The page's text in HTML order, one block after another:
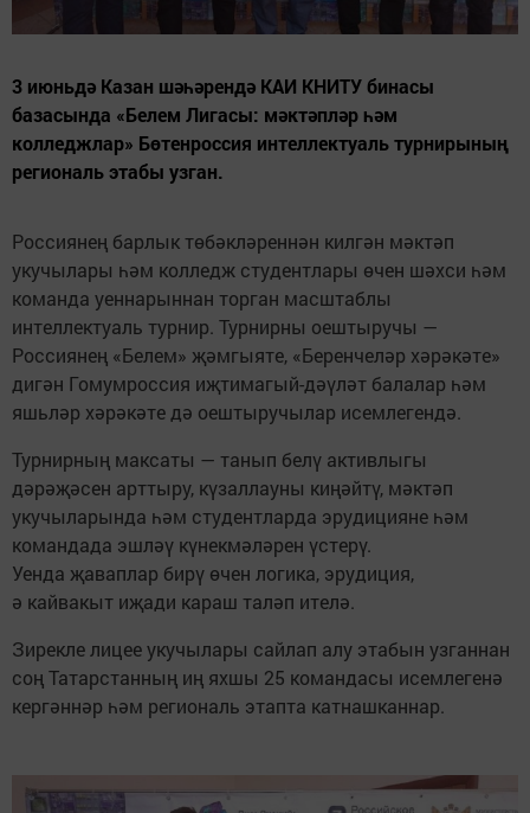
3 июньдә Казан шәһәрендә КАИ КНИТУ бинасы
базасында «Белем Лигасы: мәктәпләр һәм
колледжлар» Бөтенроссия интеллектуаль турнирының
региональ этабы узган.
Россиянең барлык төбәкләреннән килгән мәктәп
укучылары һәм колледж студентлары өчен шәхси һәм
команда уеннарыннан торган масштаблы
интеллектуаль турнир. Турнирны оештыручы —
Россиянең «Белем» җәмгыяте, «Беренчеләр хәрәкәте»
дигән Гомумроссия иҗтимагый-дәүләт балалар һәм
яшьләр хәрәкәте дә оештыручылар исемлегендә.
Турнирның максаты — танып белү активлыгы
дәрәҗәсен арттыру, күзаллауны киңәйтү, мәктәп
укучыларында һәм студентларда эрудицияне һәм
командада эшләү күнекмәләрен үстерү.
Уенда җаваплар бирү өчен логика, эрудиция,
ә кайвакыт иҗади караш таләп ителә.
Зирекле лицее укучылары сайлап алу этабын узганнан
соң Татарстанның иң яхшы 25 командасы исемлегенә
кергәннәр һәм региональ этапта катнашканнар.